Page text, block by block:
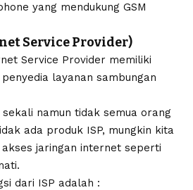
yang mendukung GSM
Service Provider)
Service Provider memiliki
layanan sambungan
sekali namun tidak semua orang
ada produk ISP, mungkin kita
jaringan internet seperti
dari ISP adalah :